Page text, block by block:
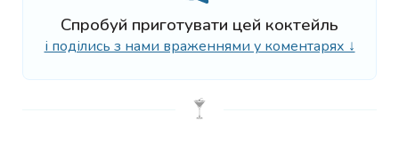
Спробуй приготувати цей коктейль
і поділись з нами враженнями у коментарях ↓